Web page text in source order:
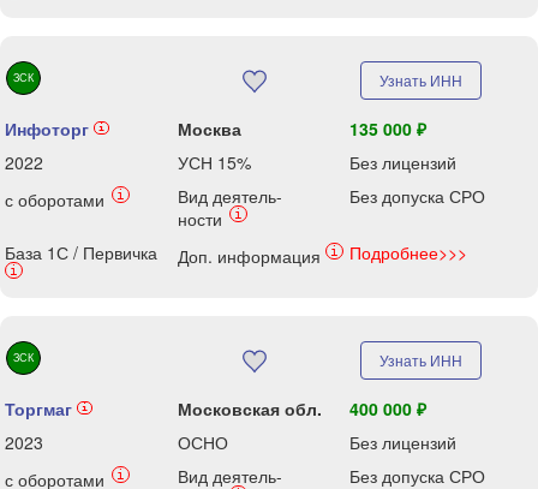
ЗСК Узнать ИНН
Инфоторг i Москва
135 000 ₽
2022
УСН 15%
Без лицензий
с оборотами
i
Вид деятель-
ности
i
Без допуска СРО
База 1С / Первичка
i
Доп. информация i Подробнее>>>
ЗСК Узнать ИНН
Торгмаг i Московская обл.
400 000 ₽
2023
ОСНО
Без лицензий
с оборотами
i
Вид деятель-
Без допуска СРО